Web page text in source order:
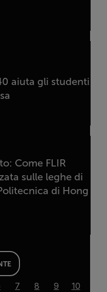
aiuta gli studenti
Come FLIR
sulle leghe di
di Hong
7 8 9
10